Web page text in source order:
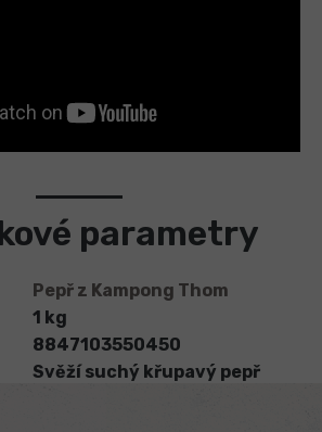
parametry
Pepř z Kampong Thom
1 kg
8847103550450
Svěží suchý křupavý pepř